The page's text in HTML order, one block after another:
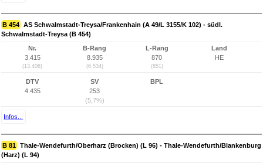
B 454 AS Schwalmstadt-Treysa/Frankenhain (A 49/L 3155/K 102) - südl.
Schwalmstadt-Treysa (B 454)
Nr.
3.415
(13.406)
B-Rang
8.935
(6.534)
L-Rang
870
(851)
Land
HE
DTV
4.435
SV
253
(5,7%)
BPL
Infos...
B 81 Thale-Wendefurth/Oberharz (Brocken) (L 96) - Thale-Wendefurth/Blankenburg
(Harz) (L 94)